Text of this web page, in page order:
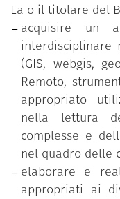
profit. Il master
GIScience e
profili
Geographic
Knowledge
Specialist,
approcci
informazioni
territoriali
appropriate per
La o il titolare del
acquisire un
interdisciplinare
(GIS, webgis,
Remoto,
appropriato
nella lettura
complesse e
nel quadro delle
elaborare e
appropriati ai